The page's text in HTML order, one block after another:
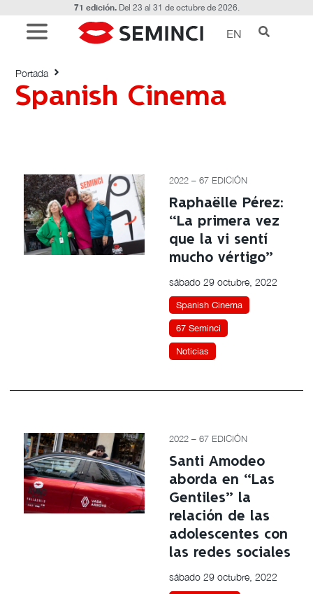
71 edición.Del 23 al 31 de octubre de 2026.
EN
Spanish Cinema
Portada
Etiquetado con: Spanish Cinema
2022 – 67 EDICIÓN
Raphaëlle Pérez:
“La primera vez
que la vi sentí
mucho vértigo”
sábado 29 octubre, 2022
Spanish Cinema
67 Seminci
Noticias
2022 – 67 EDICIÓN
Santi Amodeo
aborda en “Las
Gentiles” la
relación de las
adolescentes con
las redes sociales
sábado 29 octubre, 2022